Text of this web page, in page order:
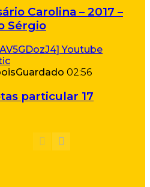
Carolina – 2017 –
Sérgio
Guardado 02:56
particular 17